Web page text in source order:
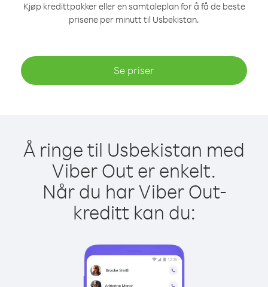
Kjøp kredittpakker eller en samtaleplan for å få de beste
prisene per minutt til Usbekistan.
Se priser
Å ringe til Usbekistan med
Viber Out er enkelt.
Når du har Viber Out-
kreditt kan du: